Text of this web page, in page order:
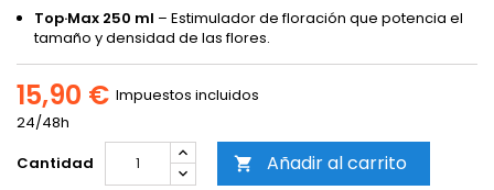
Top·Max 250 ml – Estimulador de floración que potencia el
tamaño y densidad de las flores.
15,90 € Impuestos incluidos
24/48h
Cantidad
 Añadir al carrito